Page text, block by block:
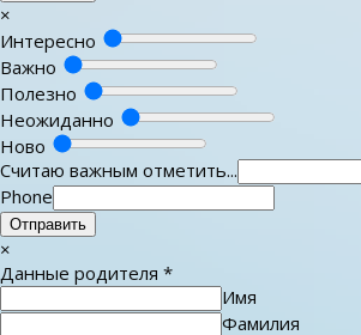
×
Интересно
Важно
Полезно
Неожиданно
Ново
Считаю важным отметить...
Phone
Отправить
×
Данные родителя *
Имя
Фамилия